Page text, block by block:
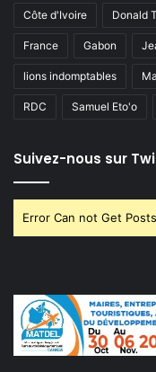
Côte d'Ivoire Donald
France Gabon
lions indomptables
RDC Samuel Eto'o
Suivez-nous sur
Error Can not Get